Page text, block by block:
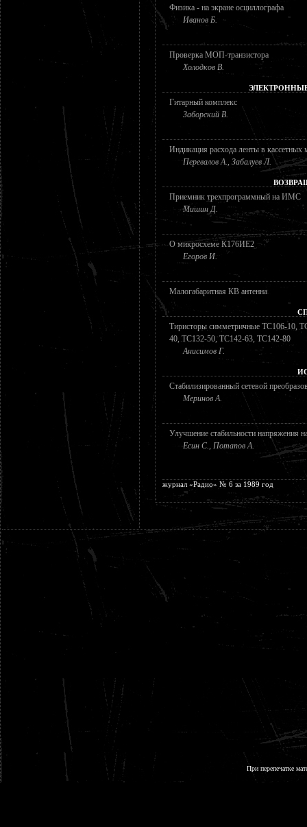
Физика - на экране осциллографа
Иванов Б.
Проверка МОП-транзистора
Холодков В.
Гитарный комплекс
Заборский В.
Индикация расхода ленты в кассетных
Перевалов А., Забалуев Л.
Приемник трехпрограммный на ИМС
Мишин Д.
О микросхеме К176ИЕ2
Егоров И.
Малогабаритная КВ антенна
Тиристоры симметричные ТС106-10,
40, ТС132-50, ТС142-63, ТС142-80
Анисимов Г.
Стабилизированный сетевой
Меринов А.
Улучшение стабильности напряжения
Есин С., Потапов А.
журнал «Радио» № 6 за 1989 год
При перепечатке